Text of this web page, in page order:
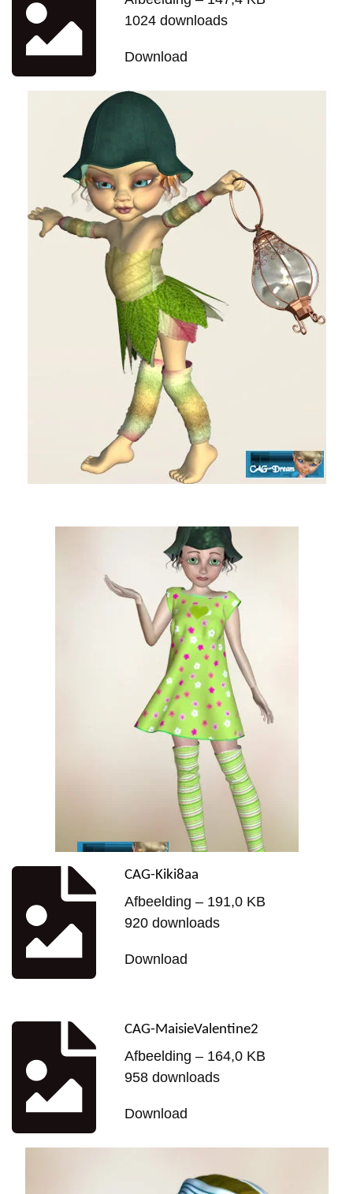
1024 downloads
Download
CAG-Kiki8aa
Afbeelding – 191,0 KB
920 downloads
Download
CAG-MaisieValentine2
Afbeelding – 164,0 KB
958 downloads
Download